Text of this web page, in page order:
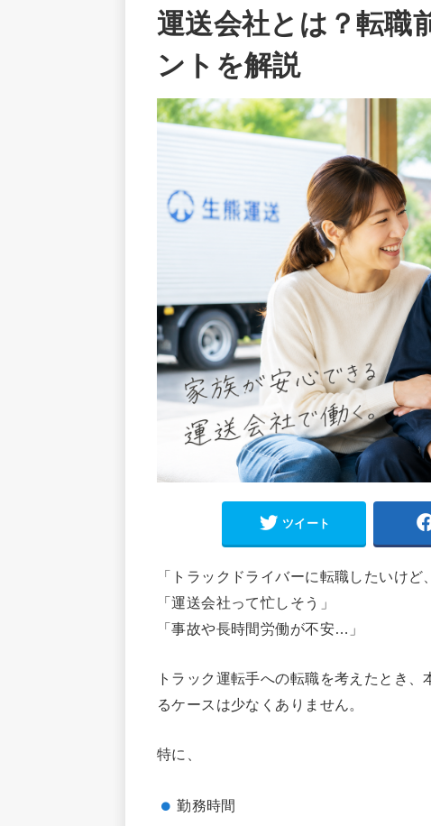
運送会社とは？転職
ントを解説
ツイート
「トラックドライバーに転職したいけ
「運送会社って忙しそう」
「事故や長時間労働が不安…」
トラック運転手への転職を考えたとき
るケースは少なくありません。
特に、
勤務時間